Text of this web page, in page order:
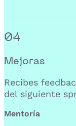
04
Mejoras
Recibes
del siguiente
Mentoría